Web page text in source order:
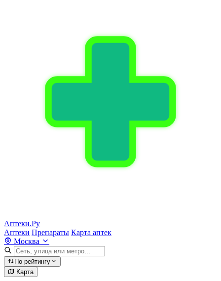
Аптеки.Ру
Аптеки Препараты Карта аптек
Москва
По рейтингу
Карта